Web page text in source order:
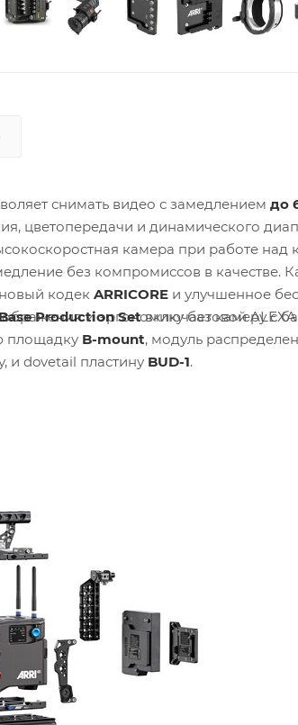
снимать видео с замедлением до
цветопередачи и динамического
камера при работе
без компромиссов в
кодек ARRICORE и улучшенное
и эргономику базовой ALEXA
Production Setвключает камеру с
площадку B-mount, модуль
и dovetail пластину BUD-1.